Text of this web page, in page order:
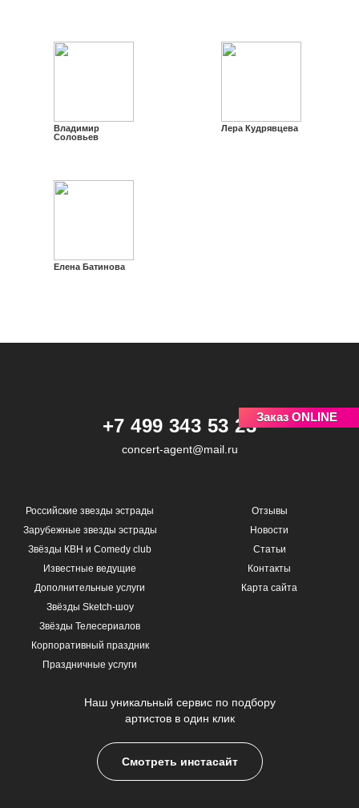
Заказ ONLINE
Владимир
Соловьев
Лера Кудрявцева
Елена Батинова
+7 499 343 53 23
concert-agent@mail.ru
Российские звезды эстрады
Зарубежные звезды эстрады
Звёзды КВН и Comedy club
Известные ведущие
Дополнительные услуги
Звёзды Sketch-шоу
Звёзды Телесериалов
Корпоративный праздник
Праздничные услуги
Отзывы
Новости
Статьи
Контакты
Карта сайта
Наш уникальный сервис по подбору
артистов в один клик
Смотреть инстасайт